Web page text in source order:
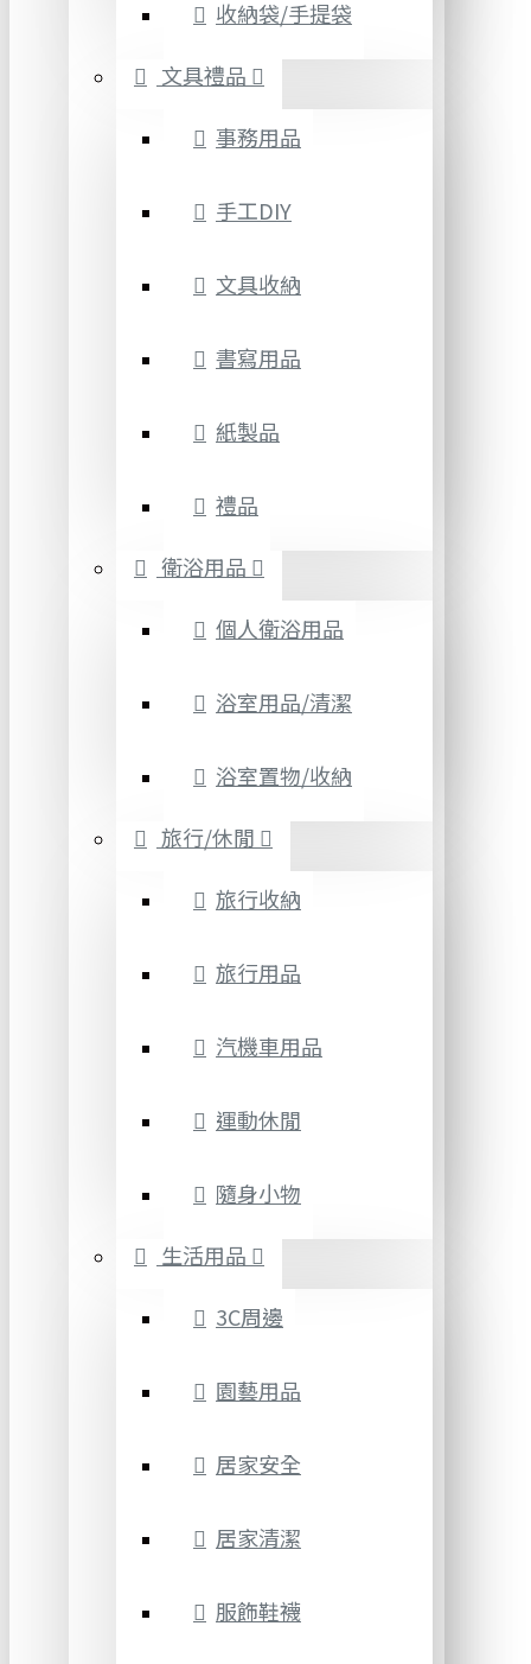
收納袋/手提袋
文具禮品
事務用品
手工DIY
文具收納
書寫用品
紙製品
禮品
衛浴用品
個人衛浴用品
浴室用品/清潔
浴室置物/收納
旅行/休閒
旅行收納
旅行用品
汽機車用品
運動休閒
隨身小物
生活用品
3C周邊
園藝用品
居家安全
居家清潔
服飾鞋襪